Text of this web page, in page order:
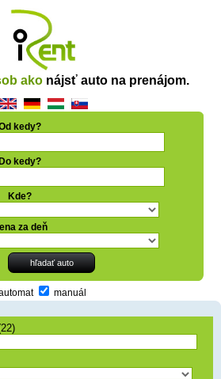
ako nájsť auto na prenájom.
kedy?
Do kedy?
Kde?
za deň
manuál